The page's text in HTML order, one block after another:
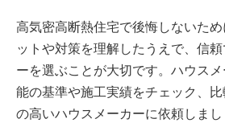
高気密高断熱住宅で後悔しないた
ットや対策を理解したうえで、信
ーを選ぶことが大切です。ハウス
能の基準や施工実績をチェック、
の高いハウスメーカーに依頼しまし